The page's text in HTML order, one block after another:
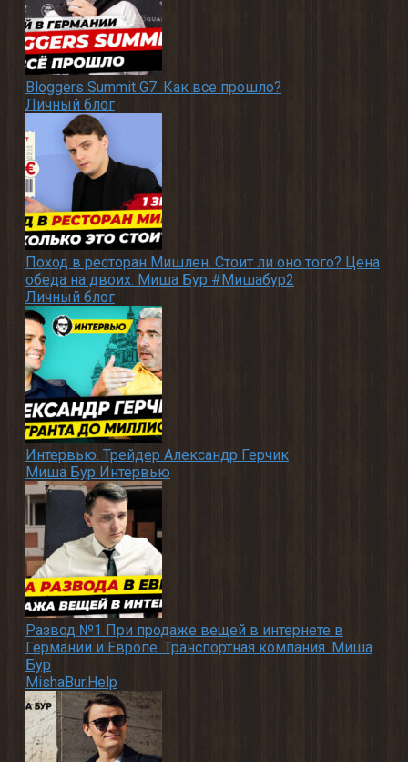
Bloggers Summit G7. Как все прошло?
Личный блог
Поход в ресторан Мишлен. Стоит ли оно того? Цена
обеда на двоих. Миша Бур #Мишабур2
Личный блог
Интервью. Трейдер Александр Герчик
Миша Бур Интервью
Развод №1 При продаже вещей в интернете в
Германии и Европе. Транспортная компания. Миша
Бур
MishaBur.Help